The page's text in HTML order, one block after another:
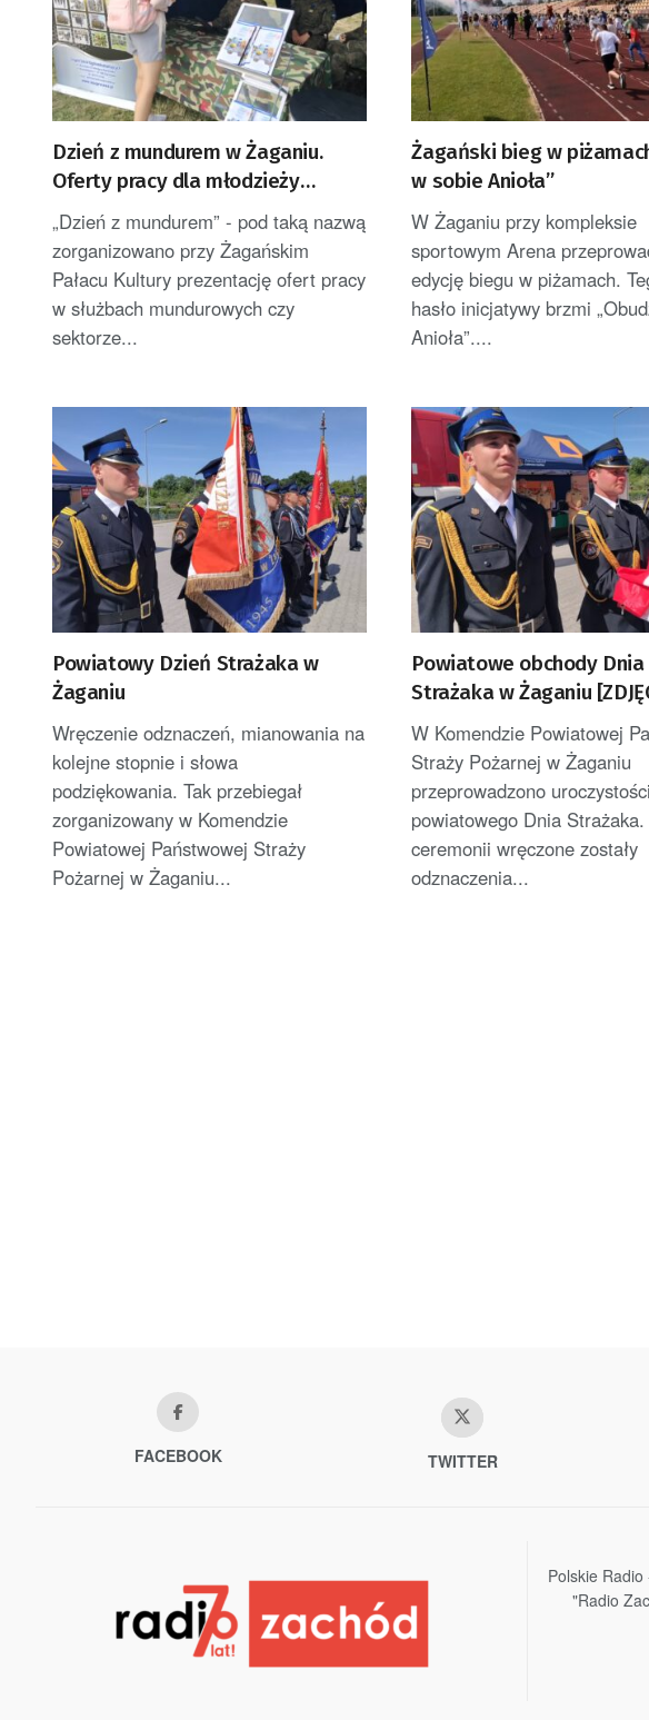
Dzień z mundurem w Żaganiu.
Oferty pracy dla młodzieży
[ZDJĘCIA]
„Dzień z mundurem” - pod taką nazwą
zorganizowano przy Żagańskim
Pałacu Kultury prezentację ofert pracy
w służbach mundurowych czy
sektorze...
Żagański bieg w
w sobie Anioła”
W Żaganiu przy kompleksie
sportowym Arena
edycję biegu w piżamach.
hasło inicjatywy brzmi
Anioła”....
Powiatowy Dzień Strażaka w
Żaganiu
Wręczenie odznaczeń, mianowania na
kolejne stopnie i słowa
podziękowania. Tak przebiegał
zorganizowany w Komendzie
Powiatowej Państwowej Straży
Pożarnej w Żaganiu...
Powiatowe obchody Dnia
Strażaka w Żaganiu
W Komendzie Powiatowej
Straży Pożarnej w Żaganiu
przeprowadzono
powiatowego Dnia
ceremonii wręczone zostały
odznaczenia...
FACEBOOK TWITTER
Polskie
"Radio